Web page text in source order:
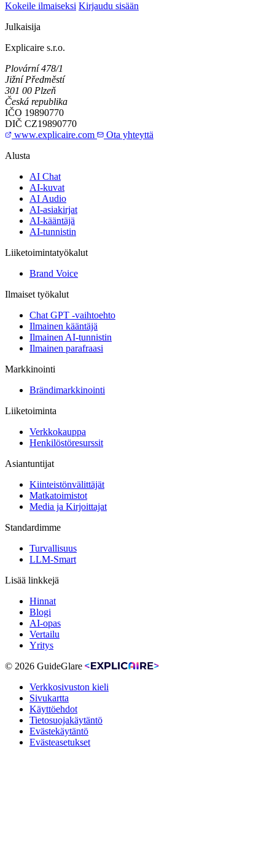
Kokeile ilmaiseksi Kirjaudu sisään
Julkaisija
Explicaire s.r.o.
Plovární 478/1
Jižní Předměstí
301 00 Plzeň
Česká republika
IČO 19890770
DIČ CZ19890770
www.explicaire.com
Ota yhteyttä
Alusta
AI Chat
AI-kuvat
AI Audio
AI-asiakirjat
AI-kääntäjä
AI-tunnistin
Liiketoimintatyökalut
Brand Voice
Ilmaiset työkalut
Chat GPT -vaihtoehto
Ilmainen kääntäjä
Ilmainen AI-tunnistin
Ilmainen parafraasi
Markkinointi
Brändimarkkinointi
Liiketoiminta
Verkkokauppa
Henkilöstöresurssit
Asiantuntijat
Kiinteistönvälittäjät
Matkatoimistot
Media ja Kirjoittajat
Standardimme
Turvallisuus
LLM-Smart
Lisää linkkejä
Hinnat
Blogi
AI-opas
Vertailu
Yritys
© 2026 GuideGlare
Verkkosivuston kieli
Sivukartta
Käyttöehdot
Tietosuojakäytäntö
Evästekäytäntö
Evästeasetukset